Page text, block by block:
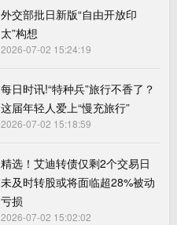
外交部批日新版“自由开放印
太”构想
2026-07-02 15:24:19
每日时讯!“特种兵”旅行不香了？
这届年轻人爱上“慢充旅行”
2026-07-02 15:18:59
精选！艾迪转债仅剩2个交易日
未及时转股或将面临超28%被动
亏损
2026-07-02 15:02:02